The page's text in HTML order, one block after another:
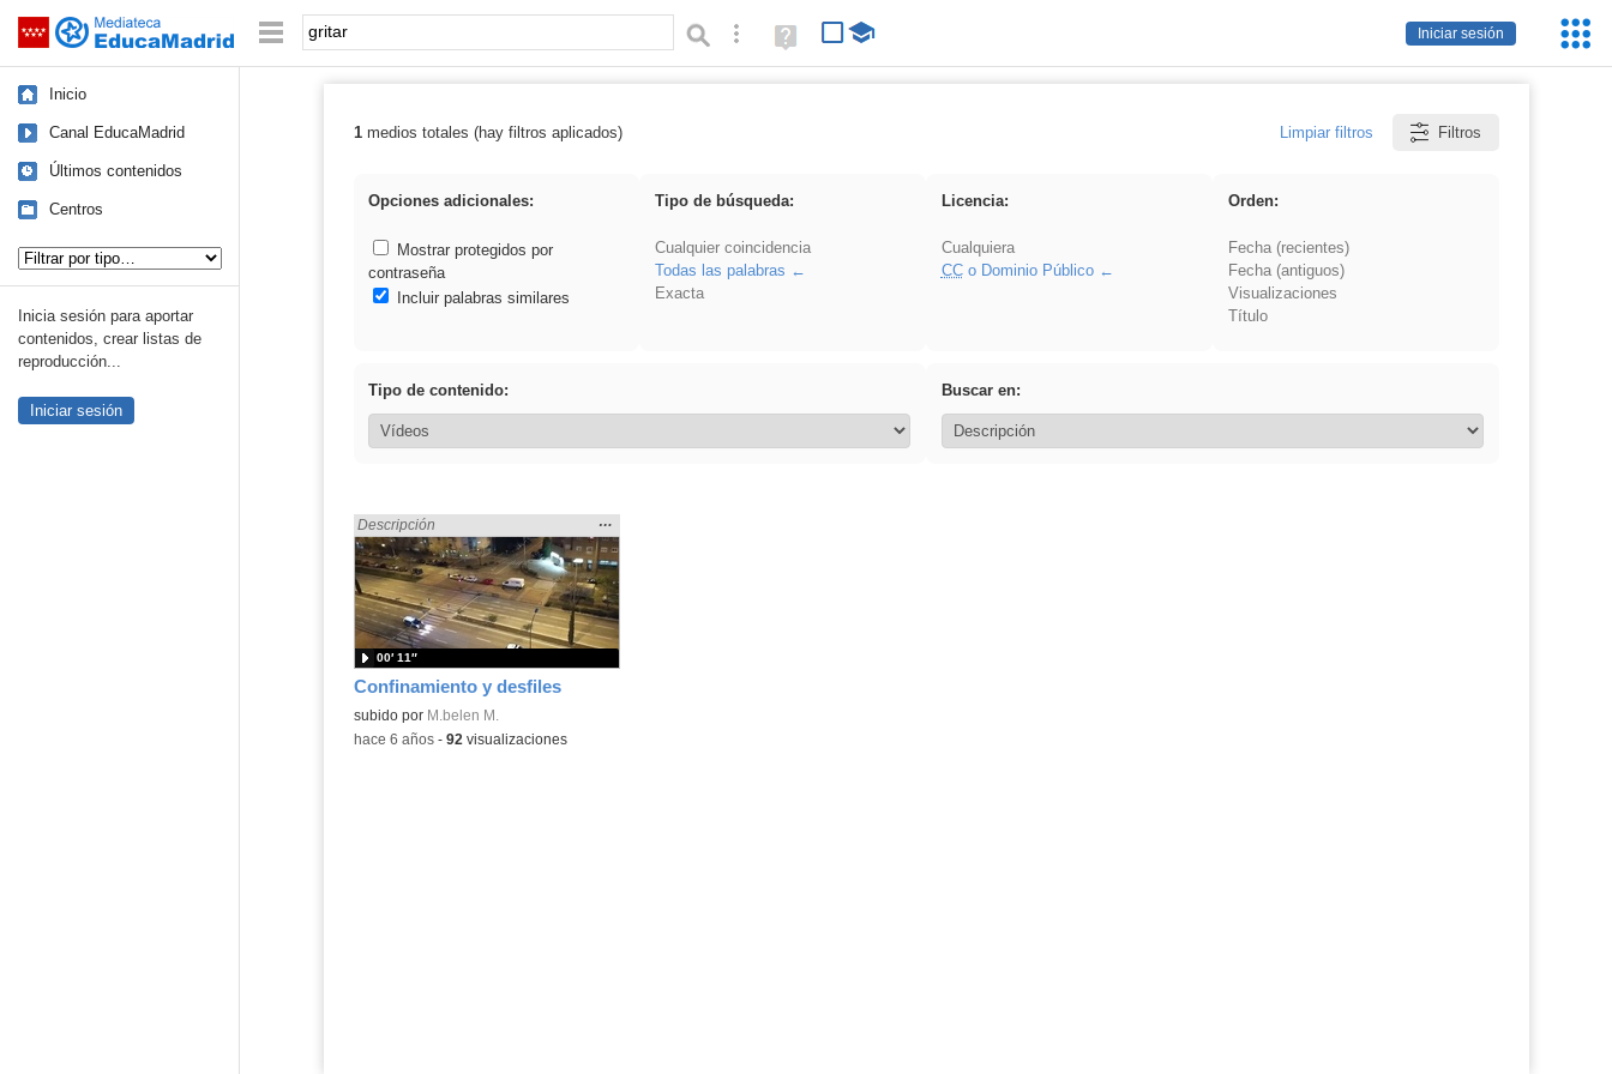
Saltar navegación
Iniciar sesión
Palabra o frase: Búsqueda avanzada
Ayuda
(en
Inicio
Canal EducaMadrid
Últimos contenidos
Centros
Inicia sesión para aportar
contenidos, crear listas de
reproducción...
Iniciar sesión
Resultados de: gritar
1medios totales (hay filtros aplicados) Limpiar filtros Filtros
Opciones adicionales:
Mostrar protegidos por
contraseña
Incluir palabras similares
Tipo de búsqueda:
Cualquier coincidencia
Todas las palabras
Exacta
Licencia:
Cualquiera
CCo Dominio Público
Orden:
Fecha (recientes)
Fecha (antiguos)
Visualizaciones
Título
Tipo de contenido: Buscar en:
Confinamiento y desfiles
Encontrado «gritar» en:
Descripción
Mostrar
la
ubicación
de la
búsqueda
…
subido por M.belen M.
00′ 11″
-hace 6 años- 92 visualizaciones